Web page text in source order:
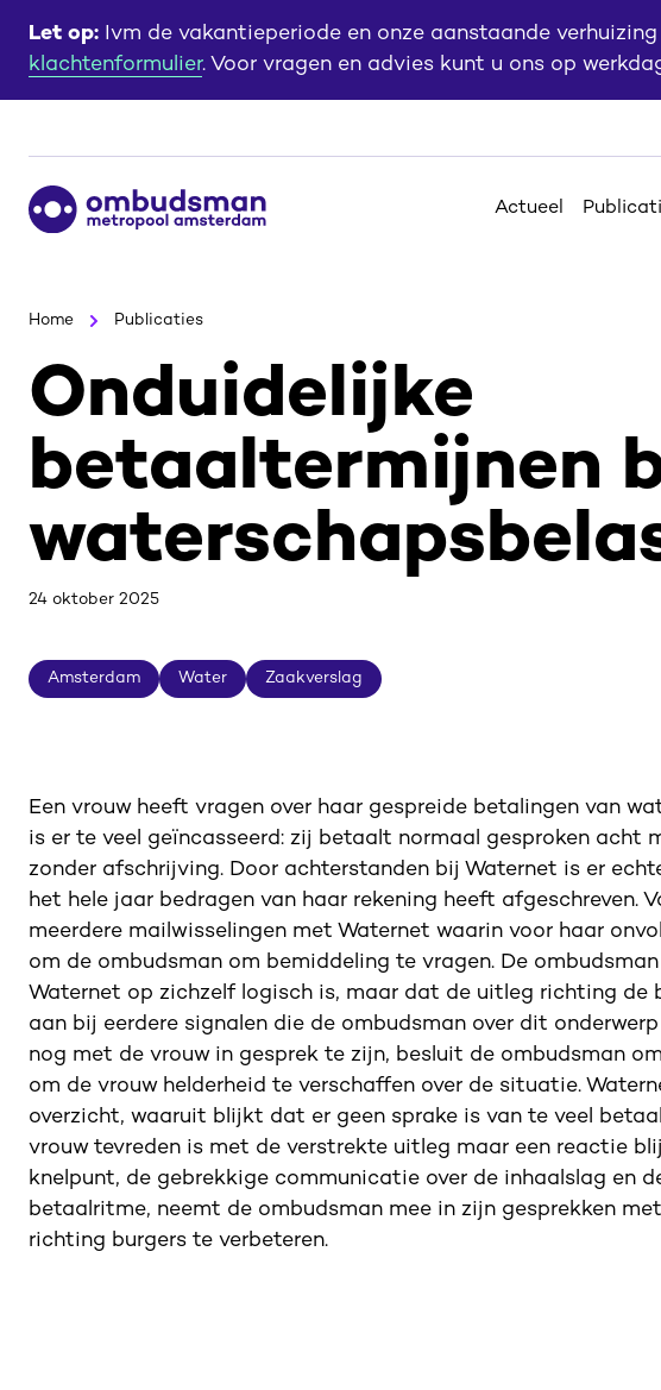
Let op: Ivm de vakantieperiode en onze aanstaande
klachtenformulier. Voor vragen en advies kunt u ons op
naar
content
naar
footer
Ga
naar
Actueel
Home Publicaties
Onduidelijke
betaaltermijnen
24 oktober 2025
Amsterdam
Amsterdam
Water
Water
Zaakverslag
Zaakverslag
Een vrouw heeft vragen over haar gespreide betalingen van
is er te veel geïncasseerd: zij betaalt normaal gesproken acht
zonder afschrijving. Door achterstanden bij Waternet is er
het hele jaar bedragen van haar rekening heeft afgeschreven.
meerdere mailwisselingen met Waternet waarin voor haar
om de ombudsman om bemiddeling te vragen. De
Waternet op zichzelf logisch is, maar dat de uitleg richting de
aan bij eerdere signalen die de ombudsman over dit
nog met de vrouw in gesprek te zijn, besluit de ombudsman
om de vrouw helderheid te verschaffen over de situatie.
overzicht, waaruit blijkt dat er geen sprake is van te veel
vrouw tevreden is met de verstrekte uitleg maar een reactie
knelpunt, de gebrekkige communicatie over de inhaalslag en
betaalritme, neemt de ombudsman mee in zijn gesprekken
richting burgers te verbeteren.